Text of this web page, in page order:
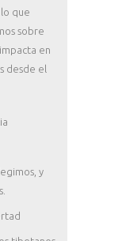
que
sobre
en
desde el
y